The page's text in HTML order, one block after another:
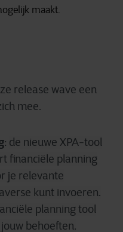
maakt.
release wave een
mee.
: de nieuwe XPA-tool
financiële planning
je relevante
kunt invoeren.
planning tool
behoeften.